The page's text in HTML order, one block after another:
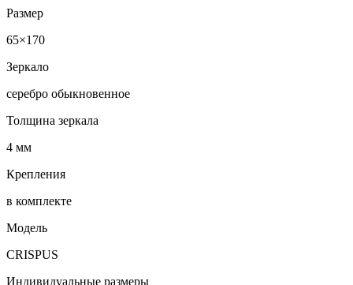
Размер
65×170
Зеркало
серебро обыкновенное
Толщина зеркала
4 мм
Крепления
в комплекте
Модель
CRISPUS
Индивидуальные размеры